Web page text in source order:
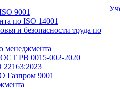
9001
по ISO 14001
и безопасности труда по
менеджмента
РВ 0015-002-2020
22163:2023
Газпром 9001